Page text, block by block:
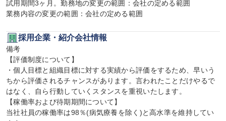
試用期間3ヶ月。勤務地の変更の範囲：会社の定める範囲
業務内容の変更の範囲：会社の定める範囲
採用企業・紹介会社情報
備考
【評価制度について】
・個人目標と組織目標に対する実績から評価をするため、早いう
ちから評価されるチャンスがあります。言われたことだけやるで
はなく、自ら行動していくスタンスを重視いたします。
【稼働率および待期期間について】
当社社員の稼働率は98％(病気療養を除く)と高水準を維持してい